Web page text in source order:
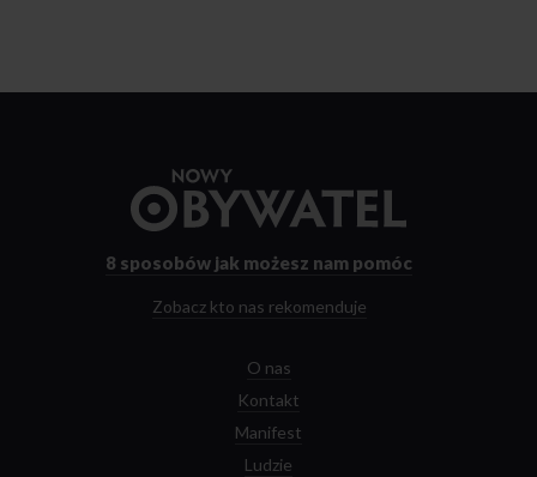
strony
8 sposobów jak możesz nam pomóc
Zobacz kto nas rekomenduje
O nas
Kontakt
Manifest
Ludzie